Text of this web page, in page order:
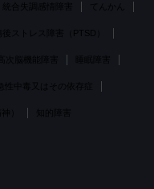
統合失調感情障害 てんかん
後ストレス障害（PTSD）
高次脳機能障害
急性中毒又はその依存症
） 知的障害